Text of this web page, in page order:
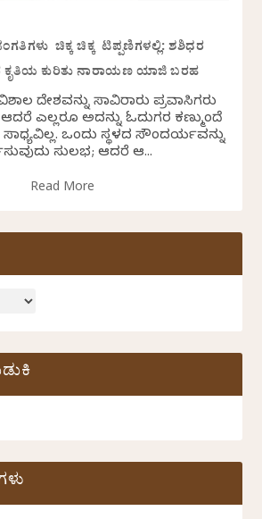
ಚಿಕ್ಕ ಚಿಕ್ಕ ಟಿಪ್ಪಣಿಗಳಲ್ಲಿ: ಶಶಿಧರ
ಕುರಿತು ನಾರಾಯಣ ಯಾಜಿ ಬರಹ
ದೇಶವನ್ನು ಸಾವಿರಾರು ಪ್ರವಾಸಿಗರು
ಎಲ್ಲರೂ ಅದನ್ನು ಓದುಗರ ಕಣ್ಮುಂದೆ
ಒಂದು ಸ್ಥಳದ ಸೌಂದರ್ಯವನ್ನು
ಸುಲಭ; ಆದರೆ ಆ...
Read More